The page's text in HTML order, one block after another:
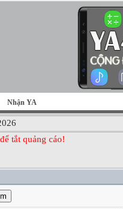
Nhận YA
tắt quảng cáo!